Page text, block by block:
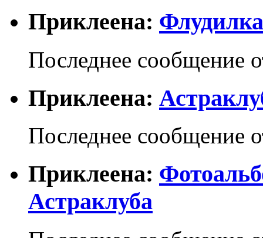
Приклеена:
Последнее сообщение
Приклеена:
Последнее сообщение
Приклеена:
Астраклуба